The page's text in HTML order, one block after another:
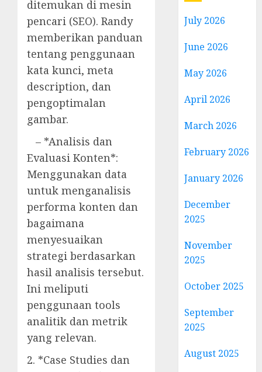
ditemukan di mesin
pencari (SEO). Randy
memberikan panduan
tentang penggunaan
kata kunci, meta
description, dan
pengoptimalan
gambar.
– *Analisis dan
Evaluasi Konten*:
Menggunakan data
untuk menganalisis
performa konten dan
bagaimana
menyesuaikan
strategi berdasarkan
hasil analisis tersebut.
Ini meliputi
penggunaan tools
analitik dan metrik
yang relevan.
2. *Case Studies dan
July 2026
June 2026
May 2026
April 2026
March 2026
February 2026
January 2026
December
2025
November
2025
October 2025
September
2025
August 2025